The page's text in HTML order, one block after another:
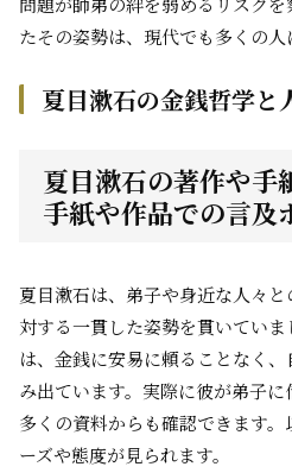
たその姿勢は、現代でも多くの人
夏目漱石の金銭哲学と
夏目漱石の著作や手
手紙や作品での言及
夏目漱石は、弟子や身近な人々
対する一貫した姿勢を貫いてい
は、金銭に安易に頼ることなく
み出ています。実際に彼が弟子
多くの資料からも確認できます
ーズや態度が見られます。